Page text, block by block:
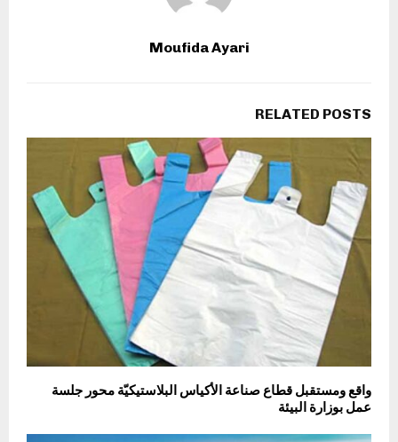
Moufida Ayari
RELATED POSTS
واقع ومستقبل قطاع صناعة الأكياس البلاستيكيّة محور جلسة
عمل بوزارة البيئة